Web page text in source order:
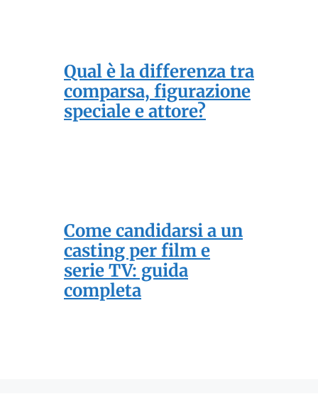
Qual è la differenza tra
comparsa, figurazione
speciale e attore?
Come candidarsi a un
casting per film e
serie TV: guida
completa